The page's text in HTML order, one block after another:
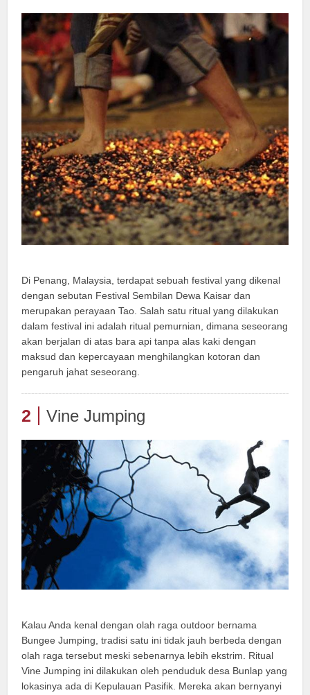
Di Penang, Malaysia, terdapat sebuah festival yang dikenal
dengan sebutan Festival Sembilan Dewa Kaisar dan
merupakan perayaan Tao. Salah satu ritual yang dilakukan
dalam festival ini adalah ritual pemurnian, dimana seseorang
akan berjalan di atas bara api tanpa alas kaki dengan
maksud dan kepercayaan menghilangkan kotoran dan
pengaruh jahat seseorang.
2 Vine Jumping
Kalau Anda kenal dengan olah raga outdoor bernama
Bungee Jumping, tradisi satu ini tidak jauh berbeda dengan
olah raga tersebut meski sebenarnya lebih ekstrim. Ritual
Vine Jumping ini dilakukan oleh penduduk desa Bunlap yang
lokasinya ada di Kepulauan Pasifik. Mereka akan bernyanyi